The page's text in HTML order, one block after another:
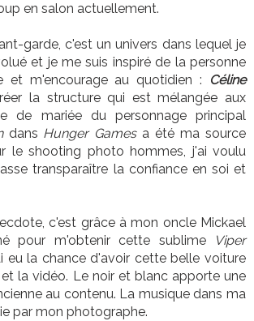
en salon actuellement.
garde, c'est un univers dans lequel je
et je me suis inspiré de la personne
et m'encourage au quotidien :
Céline
la structure qui est mélangée aux
de mariée du personnage principal
dans Hunger Games a été ma source
le shooting photo hommes, j'ai voulu
transparaître la confiance en soi et
c'est grâce à mon oncle Mickael
pour m'obtenir cette sublime
Viper
eu la chance d'avoir cette belle voiture
la vidéo. Le noir et blanc apporte une
au contenu. La musique dans ma
par mon photographe.